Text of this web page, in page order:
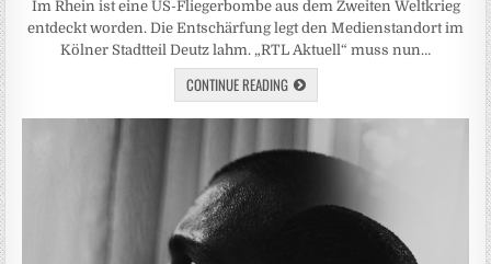
Im Rhein ist eine US-Fliegerbombe aus dem Zweiten Weltkrieg
entdeckt worden. Die Entschärfung legt den Medienstandort im
Kölner Stadtteil Deutz lahm. „RTL Aktuell“ muss nun…
CONTINUE READING